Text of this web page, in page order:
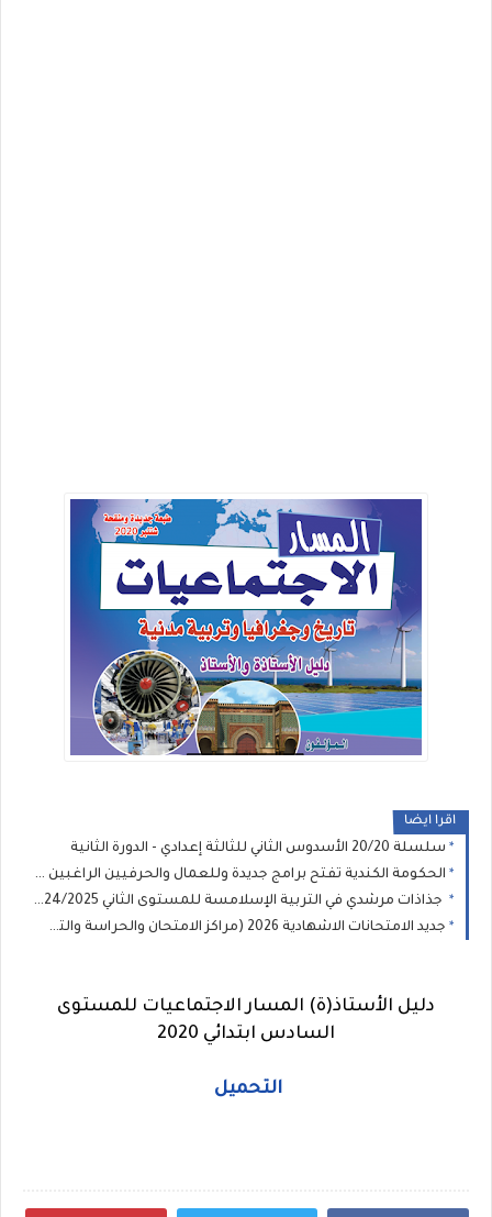
اقرا ايضا
سلسلة 20/20 الأسدوس الثاني للثالثة إعدادي - الدورة الثانية
الحكومة الكندية تفتح برامج جديدة وللعمال والحرفيين الراغبين في الإقامة الدائمة والعمل بكندا
جذاذات مرشدي في التربية الإسلامسة للمستوى الثاني 2024/2025
جديد الامتحانات الاشهادية 2026 (مراكز الامتحان والحراسة والتصحيح)
دليل الأستاذ(ة) المسار الاجتماعيات للمستوى
السادس ابتدائي 2020
التحميل